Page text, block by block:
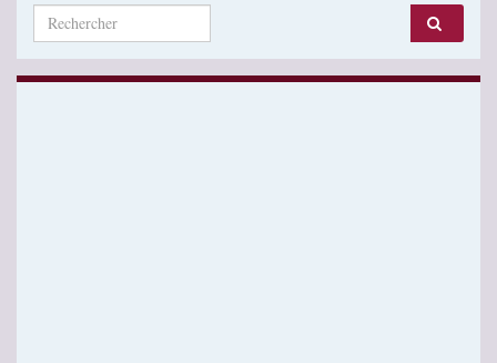
Search for: